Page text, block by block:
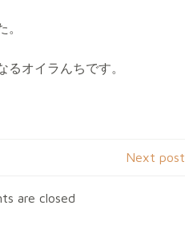
オイラんちです。
navigation
Next post
are closed